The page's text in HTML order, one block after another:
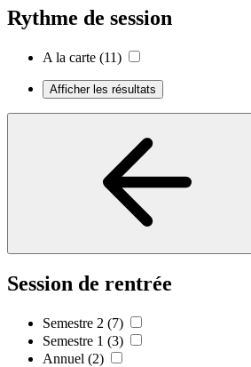
Rythme de session
A la carte (11)
Afficher les résultats
Session de rentrée
Semestre 2 (7)
Semestre 1 (3)
Annuel (2)